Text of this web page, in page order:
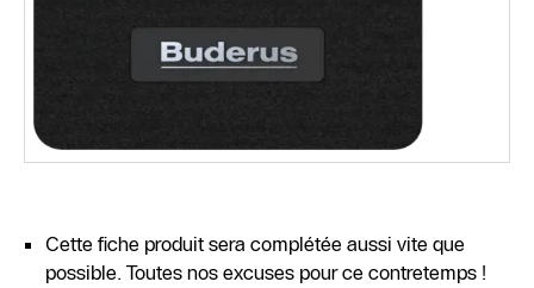
Cette fiche produit sera complétée aussi vite que
possible. Toutes nos excuses pour ce contretemps !